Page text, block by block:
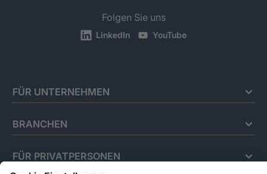
Folgen Sie uns
LinkedIn YouTube
FÜR UNTERNEHMEN
BRANCHEN
FÜR PRIVATPERSONEN